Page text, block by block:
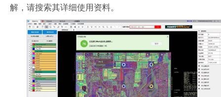
解，请搜索其详细使用资料。